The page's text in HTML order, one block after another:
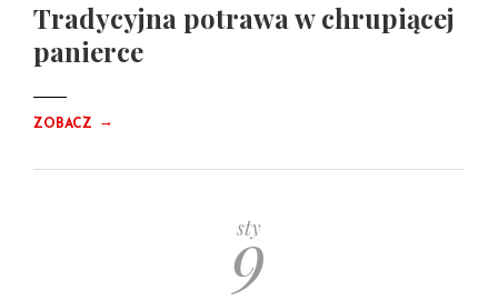
Tradycyjna potrawa w chrupiącej
panierce
ZOBACZ →
sty
9